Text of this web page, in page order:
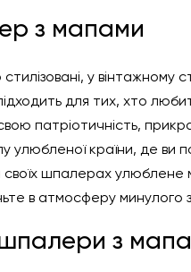
з мапами
у вінтажному
для тих, хто
патріотичність,
улюбленої країни, де ви
своїх шпалерах улюблене
в атмосферу минулого
з